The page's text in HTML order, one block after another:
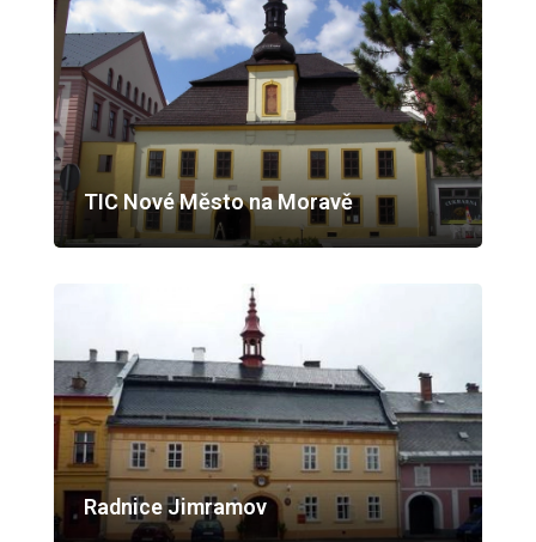
TIC Nové Město na Moravě
Radnice Jimramov